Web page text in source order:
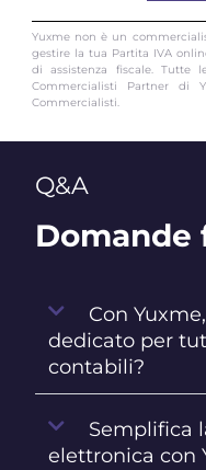
Yuxme non è un
gestire la tua Partita IVA
di assistenza fiscale. Tutte
Commercialisti Partner di
Commercialisti.
Q&A
Con
dedicato per
contabili?
Semplifica
elettronica con